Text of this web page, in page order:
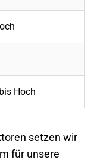
Hoch
setzen wir
für unsere